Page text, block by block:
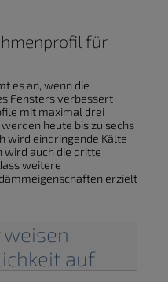
für
es an, wenn die
Fensters verbessert
mit maximal drei
heute bis zu sechs
wird eindringende Kälte
wird auch die dritte
weitere
erzielt
auf